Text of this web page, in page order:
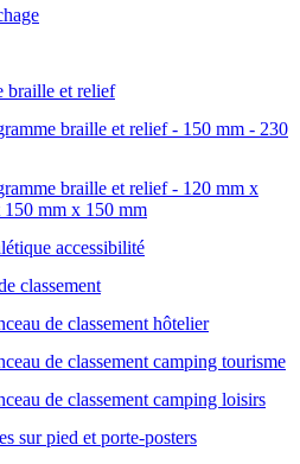
braille et relief
braille et relief - 150 mm - 230
braille et relief - 120 mm x
150 mm x 150 mm
accessibilité
classement
de classement hôtelier
de classement camping tourisme
de classement camping loisirs
sur pied et porte-posters